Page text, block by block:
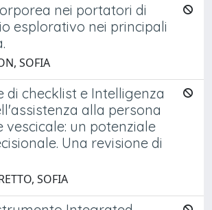
nei portatori di
esplorativo nei principali
SOFIA
di checklist e Intelligenza
alla persona
vescicale: un potenziale
Una revisione di
SOFIA